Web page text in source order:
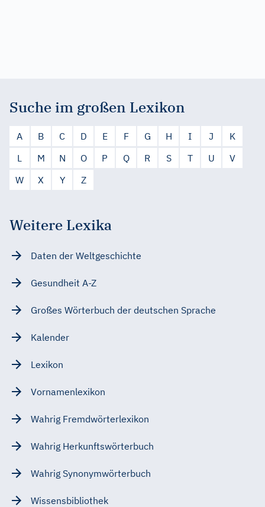
Suche im großen Lexikon
A B C D E F G H I J
K
L
M N O P Q R S T U
V
W
X Y Z
Weitere Lexika
Daten der Weltgeschichte
Gesundheit A-Z
Großes Wörterbuch der deutschen Sprache
Kalender
Lexikon
Vornamenlexikon
Wahrig Fremdwörterlexikon
Wahrig Herkunftswörterbuch
Wahrig Synonymwörterbuch
Wissensbibliothek